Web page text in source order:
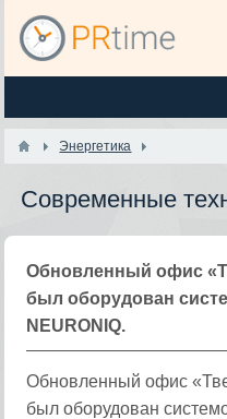
Энергетика
Современные
Обновленный офис
был оборудован
NEURONIQ.
Обновленный офис
был оборудован